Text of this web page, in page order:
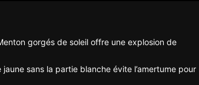
gorgés de soleil offre une explosion de
sans la partie blanche évite l’amertume pour